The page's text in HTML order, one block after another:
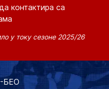
контактира са
у току сезоне 2025/26
БЕО